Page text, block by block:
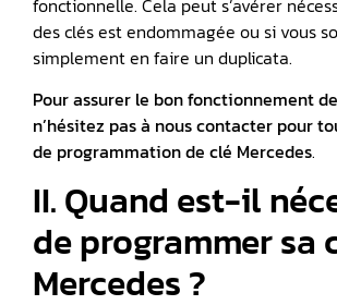
des clés est endommagée ou si vous
simplement en faire un duplicata.
Pour assurer le bon fonctionnement
n’hésitez pas à nous contacter pour
de programmation de clé Mercedes.
II. Quand est-il
de programmer sa
Mercedes ?